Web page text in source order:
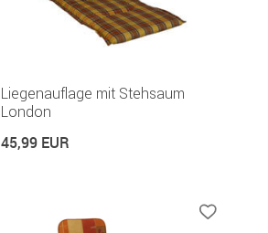
Liegenauflage mit Stehsaum
London
45,99 EUR